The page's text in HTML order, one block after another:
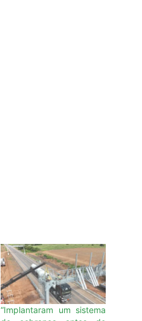
“Implantaram um sistema